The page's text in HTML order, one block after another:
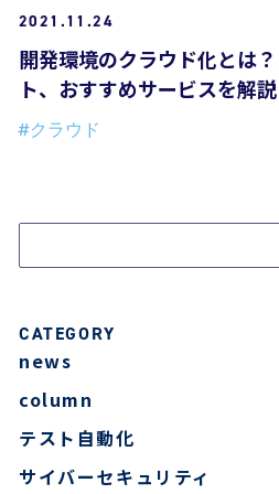
2021.11.24
開発環境のクラウド化とは
ト、おすすめサービスを解説
#クラウド
CATEGORY
news
column
テスト自動化
サイバーセキュリティ